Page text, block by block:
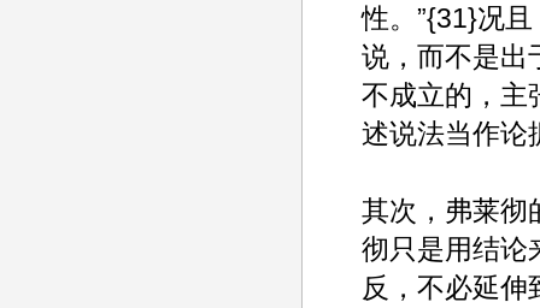
性。”{31}况
说，而不是出
不成立的，主
述说法当作论
其次，弗莱彻
彻只是用结论
反，不必延伸